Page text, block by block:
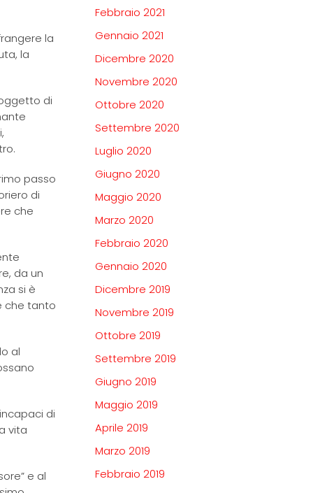
la
la
di
passo
di
che
da un
si è
che tanto
al
di
vita
e al
Febbraio 2021
Gennaio 2021
Dicembre 2020
Novembre 2020
Ottobre 2020
Settembre 2020
Luglio 2020
Giugno 2020
Maggio 2020
Marzo 2020
Febbraio 2020
Gennaio 2020
Dicembre 2019
Novembre 2019
Ottobre 2019
Settembre 2019
Giugno 2019
Maggio 2019
Aprile 2019
Marzo 2019
Febbraio 2019